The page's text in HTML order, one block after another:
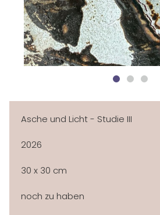
NEWSLETTER
GALERIE
IMPRESSIONEN
KONTAKT
Asche und Licht - Studie III
2026
30 x 30 cm
noch zu haben